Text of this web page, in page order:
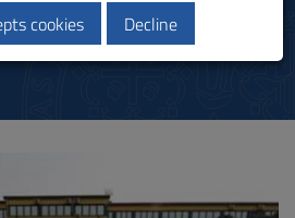
cookies Decline